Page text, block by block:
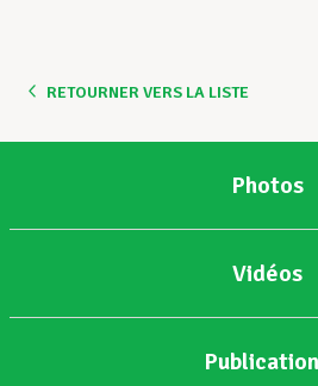
RETOURNER VERS LA LISTE
Photos
Vidéos